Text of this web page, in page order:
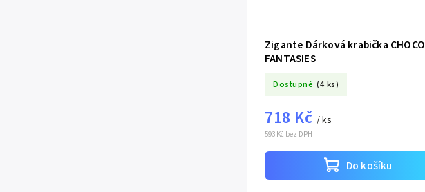
Zigante Dárková krabička CHOCO
FANTASIES
Dostupné (4 ks)
593 Kč bez DPH
718 Kč / ks
Do košíku